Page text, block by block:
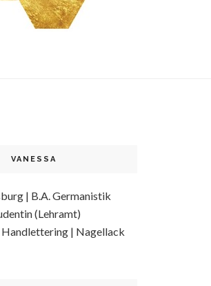
VANESSA
| B.A. Germanistik
(Lehramt)
| Nagellack